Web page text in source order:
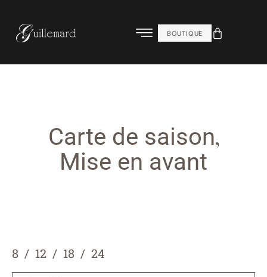
BOUTIQUE
Carte de saison,
Mise en avant
8 12 18 24